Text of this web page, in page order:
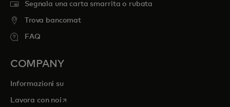
Segnala una carta smarrita o rubata
Trova bancomat
FAQ
COMPANY
Informazioni su
Lavora con noi si apre in una nuova scheda